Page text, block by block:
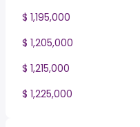
$ 1,195,000
$ 1,205,000
$ 1,215,000
$ 1,225,000